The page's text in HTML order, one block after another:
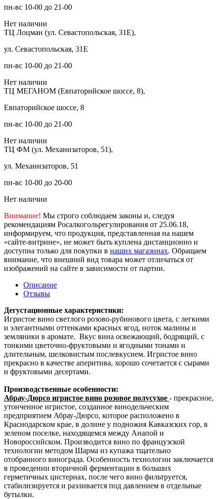
пн-вс 10-00 до 21-00
Нет наличии
ТЦ Лоцман (ул. Севастопольская, 31Е),
ул. Севастопольская, 31Е
пн-вс 10-00 до 21-00
Нет наличии
ТЦ МЕГАНОМ (Евпаторийское шоссе, 8),
Евпаторийское шоссе, 8
пн-вс 10-00 до 21-00
Нет наличии
ТЦ ФМ (ул. Механизаторов, 51),
ул. Механизаторов, 51
пн-вс 10-00 до 20-00
Нет наличии
Внимание! Мы строго соблюдаем законы и, следуя
рекомендациям Росалкогольрегулирования от 25.06.18,
информируем, что продукция, представленная на нашем
«сайте-витрине», не может быть куплена дистанционно и
доступна только для покупки в наших магазинах. Обращаем
внимание, что внешний вид товара может отличаться от
изображений на сайте в зависимости от партии.
Описание
Отзывы
Дегустационные характеристики:
Игристое вино светлого розово-рубинового цвета, с легкими
и элегантными оттенками красных ягод, ноток малины и
земляники в аромате. Вкус вина освежающий, бодрящий, с
тонкими цветочно-фруктовыми и ягодными тонами и
длительным, шелковистым послевкусием. Игристое вино
прекрасно в качестве аперитива, хорошо сочетается с сырами
и фруктовыми десертами.
Производственные особенности:
Абрау-Дюрсо игристое вино розовое полусухое - прекрасное,
утонченное игристое, созданное винодельческим
предприятием Абрау-Дюрсо, которое расположено в
Краснодарском крае, в долине у подножия Кавказских гор, в
зеленом поселке, находящемся между Анапой и
Новороссийском. Производится вино по французской
технологии методом Шарма из купажа тщательно
отобранного винограда. Особенность технологии заключается
в проведении вторичной ферментации в больших
герметичных цистернах, после чего вино фильтруется,
стабилизируется и разливается под давлением в отдельные
бутылки.